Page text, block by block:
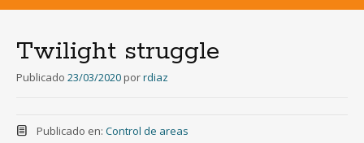
Twilight struggle
Publicado 23/03/2020 porrdiaz
Publicado en: Control de areas